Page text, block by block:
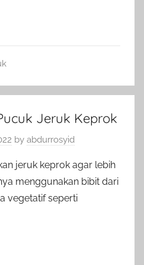
Jeruk Keprok
by abdurrosyid
jeruk keprok agar lebih
menggunakan bibit dari
vegetatif seperti